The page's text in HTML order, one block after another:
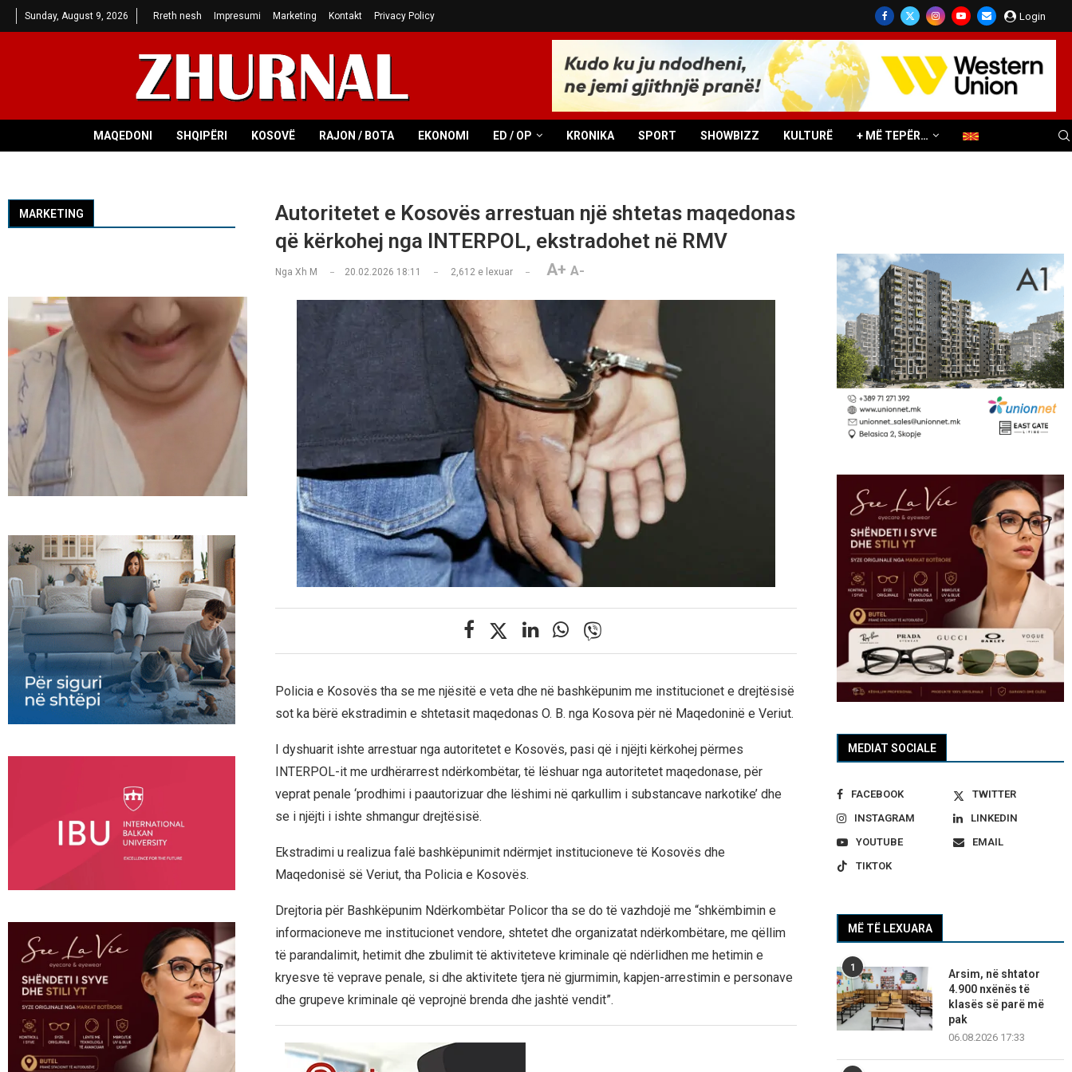
Sunday, August 9, 2026 Rreth nesh Impresumi Marketing Kontakt Privacy Policy Login
MAQEDONI SHQIPËRI KOSOVË RAJON / BOTA EKONOMI ED / OP KRONIKA SPORT SHOWBIZZ KULTURË + MË TEPËR…
Autoritetet e Kosovës arrestuan një shtetas maqedonas
që kërkohej nga INTERPOL, ekstradohet në RMV
Nga Xh M 20.02.2026 18:11 2,612e lexuar A+ A-
Policia e Kosovës tha se me njësitë e veta dhe në bashkëpunim me institucionet e drejtësisë
sot ka bërë ekstradimin e shtetasit maqedonas O. B. nga Kosova për në Maqedoninë e Veriut.
I dyshuarit ishte arrestuar nga autoritetet e Kosovës, pasi që i njëjti kërkohej përmes
INTERPOL-it me urdhërarrest ndërkombëtar, të lëshuar nga autoritetet maqedonase, për
veprat penale ‘prodhimi i paautorizuar dhe lëshimi në qarkullim i substancave narkotike’ dhe
se i njëjti i ishte shmangur drejtësisë.
Ekstradimi u realizua falë bashkëpunimit ndërmjet institucioneve të Kosovës dhe
Maqedonisë së Veriut, tha Policia e Kosovës.
Drejtoria për Bashkëpunim Ndërkombëtar Policor tha se do të vazhdojë me “shkëmbimin e
informacioneve me institucionet vendore, shtetet dhe organizatat ndërkombëtare, me qëllim
të parandalimit, hetimit dhe zbulimit të aktiviteteve kriminale që ndërlidhen me hetimin e
kryesve të veprave penale, si dhe aktivitete tjera në gjurmimin, kapjen-arrestimin e personave
dhe grupeve kriminale që veprojnë brenda dhe jashtë vendit”.
MEDIAT SOCIALE
FACEBOOK
TWITTER
INSTAGRAM
LINKEDIN
YOUTUBE
EMAIL
TIKTOK
MË TË LEXUARA
1
Arsim, në shtator
4.900 nxënës të
klasës së parë më
pak
06.08.2026 17:33
MARKETING